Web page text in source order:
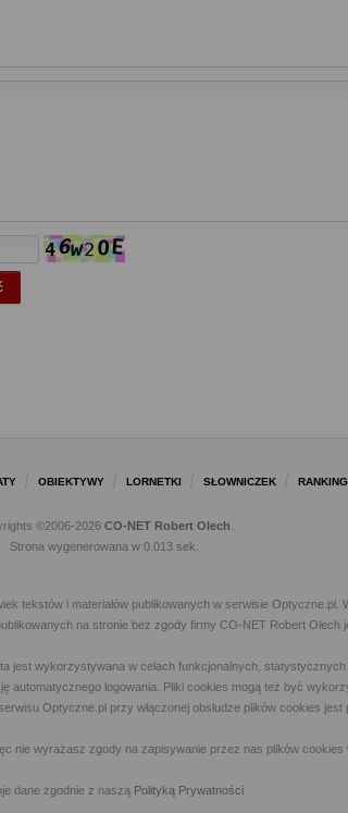
OBIEKTYWY LORNETKI SŁOWNICZEK
©2006-2026 CO-NET Robert Olech
Strona wygenerowana w 0.013 sek.
tekstów i materiałów publikowanych w serwisie
na stronie bez zgody firmy CO-NET Robert Olech
wykorzystywana w celach funkcjonalnych,
logowania. Pliki cookies mogą też być
Optyczne.pl przy włączonej obsłudze plików cookies
wyrażasz zgody na zapisywanie przez nas plików
dane zgodnie z naszą Polityką Prywatności